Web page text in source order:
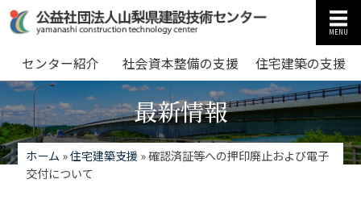
MENU
センター紹介 社会資本整備の支援 住宅建築の支援
最新情報
ホーム »住宅建築支援 »確認済証等への押印廃止および電子
交付について